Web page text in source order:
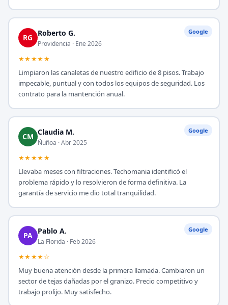
Google
RG Roberto G.
Providencia · Ene 2026
★★★★★
Limpiaron las canaletas de nuestro edificio de 8 pisos. Trabajo
impecable, puntual y con todos los equipos de seguridad. Los
contrato para la mantención anual.
Google
CM Claudia M.
Ñuñoa · Abr 2025
★★★★★
Llevaba meses con filtraciones. Techomania identificó el
problema rápido y lo resolvieron de forma definitiva. La
garantía de servicio me dio total tranquilidad.
Google
PA Pablo A.
La Florida · Feb 2026
★★★★☆
Muy buena atención desde la primera llamada. Cambiaron un
sector de tejas dañadas por el granizo. Precio competitivo y
trabajo prolijo. Muy satisfecho.